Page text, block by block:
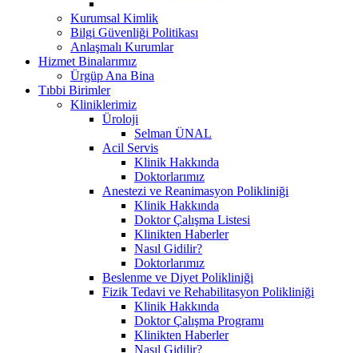
Kurumsal Kimlik
Bilgi Güvenliği Politikası
Anlaşmalı Kurumlar
Hizmet Binalarımız
Ürgüp Ana Bina
Tıbbi Birimler
Kliniklerimiz
Üroloji
Selman ÜNAL
Acil Servis
Klinik Hakkında
Doktorlarımız
Anestezi ve Reanimasyon Polikliniği
Klinik Hakkında
Doktor Çalışma Listesi
Klinikten Haberler
Nasıl Gidilir?
Doktorlarımız
Beslenme ve Diyet Polikliniği
Fizik Tedavi ve Rehabilitasyon Polikliniği
Klinik Hakkında
Doktor Çalışma Programı
Klinikten Haberler
Nasıl Gidilir?